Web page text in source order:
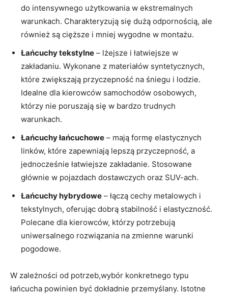
do intensywnego użytkowania w ekstremalnych
warunkach. Charakteryzują się dużą odpornością, ale
również są cięższe i mniej wygodne w montażu.
Łańcuchy tekstylne – lżejsze i łatwiejsze w
zakładaniu. Wykonane z materiałów syntetycznych,
które zwiększają przyczepność na śniegu i lodzie.
Idealne dla kierowców samochodów osobowych,
którzy nie poruszają się w bardzo trudnych
warunkach.
Łańcuchy łańcuchowe – mają formę elastycznych
linków, które zapewniają lepszą przyczepność, a
jednocześnie łatwiejsze zakładanie. Stosowane
głównie w pojazdach dostawczych oraz SUV-ach.
Łańcuchy hybrydowe – łączą cechy metalowych i
tekstylnych, oferując dobrą stabilność i elastyczność.
Polecane dla kierowców, którzy potrzebują
uniwersalnego rozwiązania na zmienne warunki
pogodowe.
W zależności od potrzeb,wybór konkretnego typu
łańcucha powinien być dokładnie przemyślany. Istotne